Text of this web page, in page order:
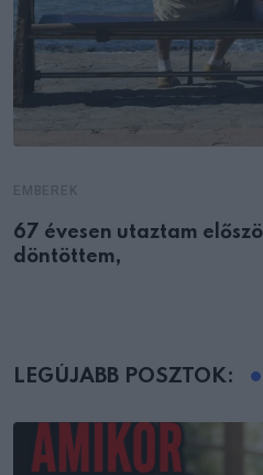
67 évesen utaztam
döntöttem,
LEGÚJABB POSZTOK: